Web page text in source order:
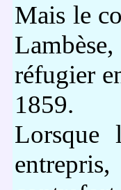
Mais le
réfugier
1859.
Lorsque